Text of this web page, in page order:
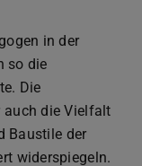
in der
so die
Die
auch die Vielfalt
Baustile der
widerspiegeln.